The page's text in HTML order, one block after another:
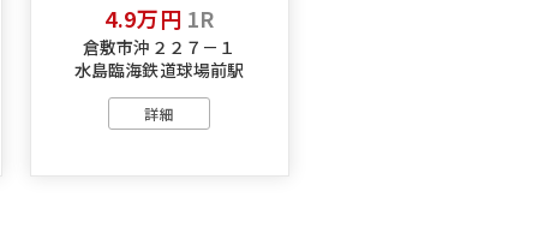
4.9万円 1R
倉敷市沖２２７－１
水島臨海鉄道球場前駅
詳細